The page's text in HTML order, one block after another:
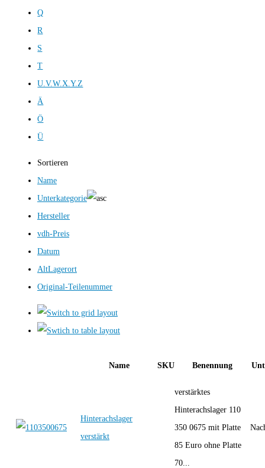
Q
R
S
T
U.V.W.X.Y.Z
Ä
Ö
Ü
Sortieren
Name
Unterkategorie
Hersteller
vdh-Preis
Datum
AltLagerort
Original-Teilenummer
Name SKU Benennung
Hinterachslager
verstärkt
verstärktes
Hinterachslager 110
350 0675 mit Platte
85 Euro ohne Platte
70...